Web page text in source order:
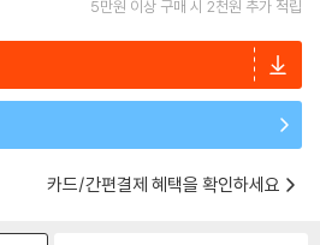
5만원 이상 구매 시 2천원 추가 적립
카드/간편결제 혜택을 확인하세요